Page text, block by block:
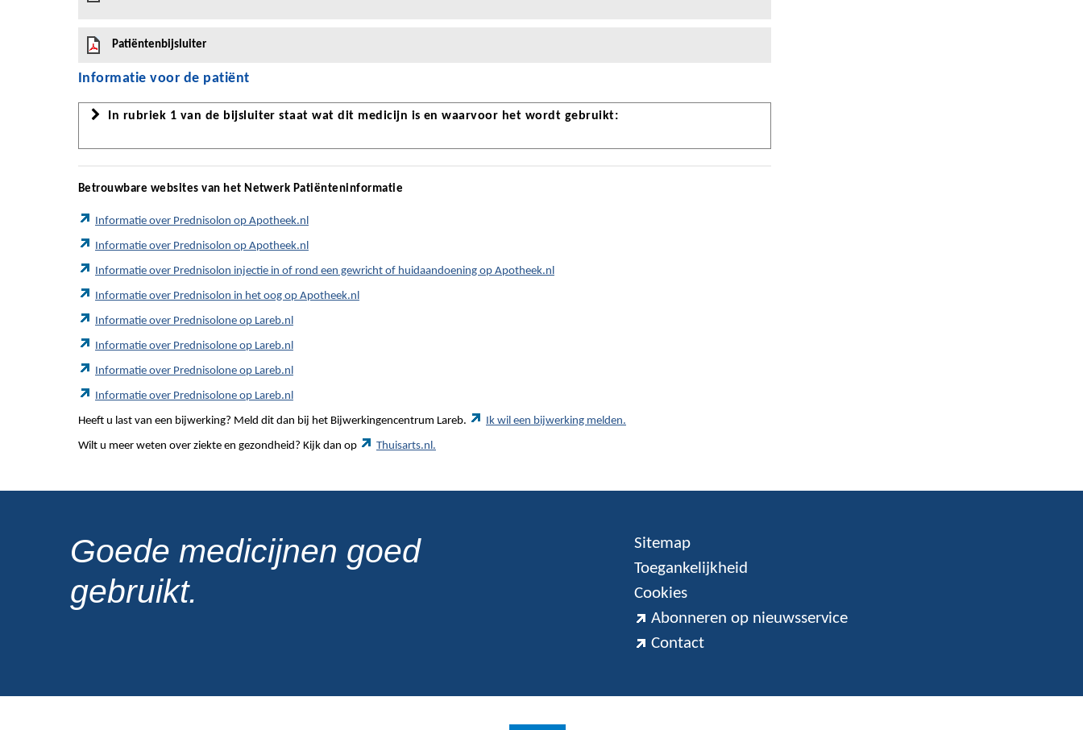
Patiëntenbijsluiter
Informatie voor de patiënt
In rubriek 1 van de bijsluiter staat wat dit medicijn is en waarvoor het wordt gebruikt:
Betrouwbare websites van het Netwerk Patiënteninformatie
Informatie over Prednisolon op Apotheek.nl
Informatie over Prednisolon op Apotheek.nl
Informatie over Prednisolon injectie in of rond een gewricht of huidaandoening op Apotheek.nl
Informatie over Prednisolon in het oog op Apotheek.nl
Informatie over Prednisolone op Lareb.nl
Informatie over Prednisolone op Lareb.nl
Informatie over Prednisolone op Lareb.nl
Informatie over Prednisolone op Lareb.nl
Heeft u last van een bijwerking? Meld dit dan bij het Bijwerkingencentrum Lareb. Ik wil een bijwerking melden.
Wilt u meer weten over ziekte en gezondheid? Kijk dan op Thuisarts.nl.
Goede medicijnen goed
gebruikt.
Sitemap
Toegankelijkheid
Cookies
Abonneren op nieuwsservice
Contact